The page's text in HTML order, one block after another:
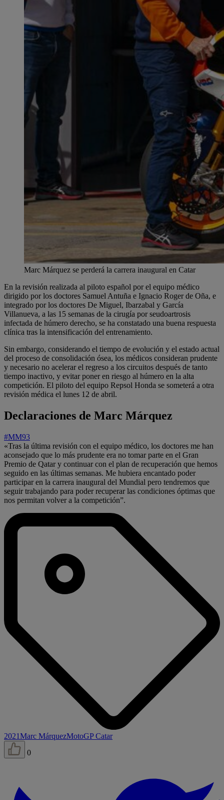
Marc Márquez se perderá la carrera inaugural en Catar
En la revisión realizada al piloto español por el equipo médico
dirigido por los doctores Samuel Antuña e Ignacio Roger de Oña, e
integrado por los doctores De Miguel, Ibarzabal y García
Villanueva, a las 15 semanas de la cirugía por seudoartrosis
infectada de húmero derecho, se ha constatado una buena respuesta
clínica tras la intensificación del entrenamiento.
Sin embargo, considerando el tiempo de evolución y el estado actual
del proceso de consolidación ósea, los médicos consideran prudente
y necesario no acelerar el regreso a los circuitos después de tanto
tiempo inactivo, y evitar poner en riesgo al húmero en la alta
competición. El piloto del equipo Repsol Honda se someterá a otra
revisión médica el lunes 12 de abril.
Declaraciones de Marc Márquez
#MM93
«Tras la última revisión con el equipo médico, los doctores me han
aconsejado que lo más prudente era no tomar parte en el Gran
Premio de Qatar y continuar con el plan de recuperación que hemos
seguido en las últimas semanas. Me hubiera encantado poder
participar en la carrera inaugural del Mundial pero tendremos que
seguir trabajando para poder recuperar las condiciones óptimas que
nos permitan volver a la competición”.
2021Marc MárquezMotoGP Catar
0